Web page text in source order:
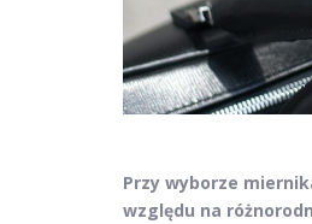
Przy wyborze
względu na